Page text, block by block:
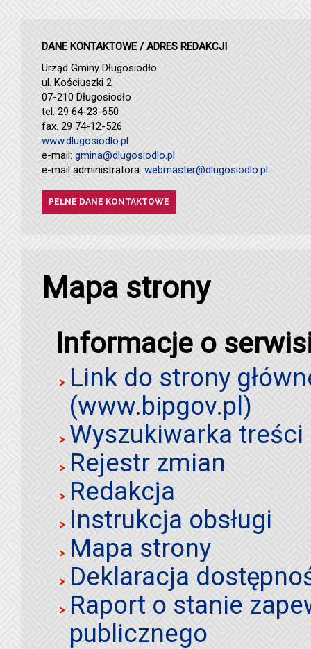
DANE KONTAKTOWE / ADRES REDAKCJI
Urząd Gminy Długosiodło
ul. Kościuszki 2
07-210 Długosiodło
tel. 29 64-23-650
fax. 29 74-12-526
www.dlugosiodlo.pl
e-mail: gmina@dlugosiodlo.pl
e-mail administratora: webmaster@dlugosiodlo.pl
PEŁNE DANE KONTAKTOWE
Mapa strony
Informacje o
Link do strony
(www.bipgov.pl)
Wyszukiwarka
Rejestr zmian
Redakcja
Instrukcja obsługi
Mapa strony
Deklaracja
Raport o stanie
publicznego